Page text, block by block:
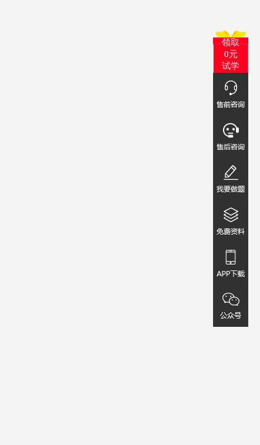
0元
试学